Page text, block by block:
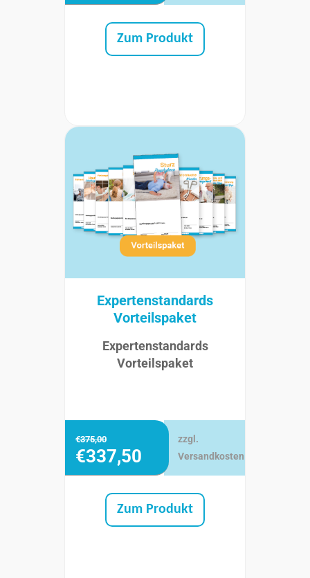
Zum Produkt
Expertenstandards
Vorteilspaket
Expertenstandards
Vorteilspaket
€375,00
€337,50
zzgl.
Versandkosten
Zum Produkt